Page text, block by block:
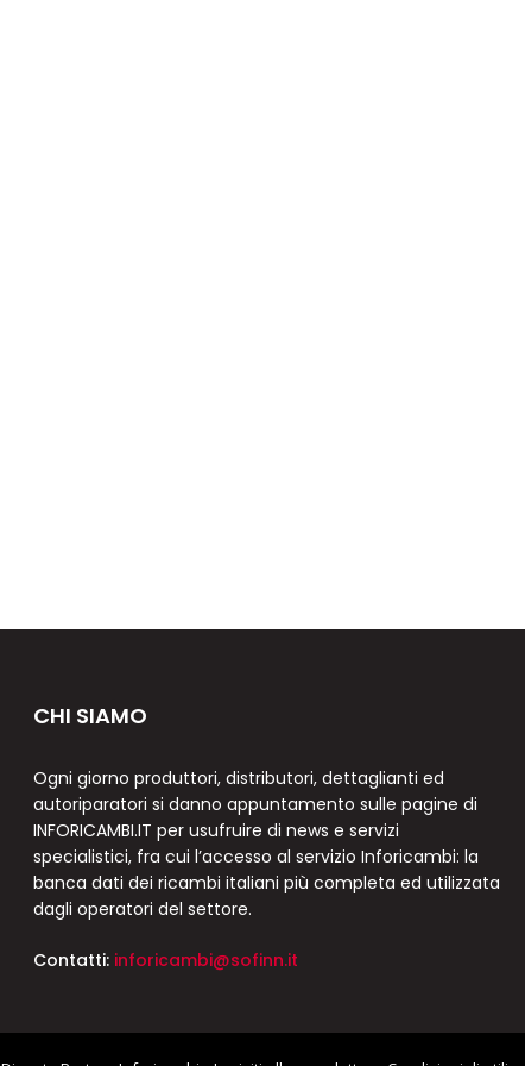
CHI SIAMO
Ogni giorno produttori, distributori, dettaglianti ed
autoriparatori si danno appuntamento sulle pagine di
INFORICAMBI.IT per usufruire di news e servizi
specialistici, fra cui l’accesso al servizio Inforicambi: la
banca dati dei ricambi italiani più completa ed utilizzata
dagli operatori del settore.
Contatti: inforicambi@sofinn.it